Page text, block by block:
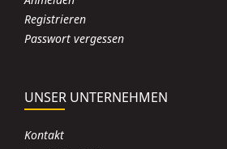
Registrieren
Passwort vergessen
UNSER UNTERNEHMEN
Kontakt